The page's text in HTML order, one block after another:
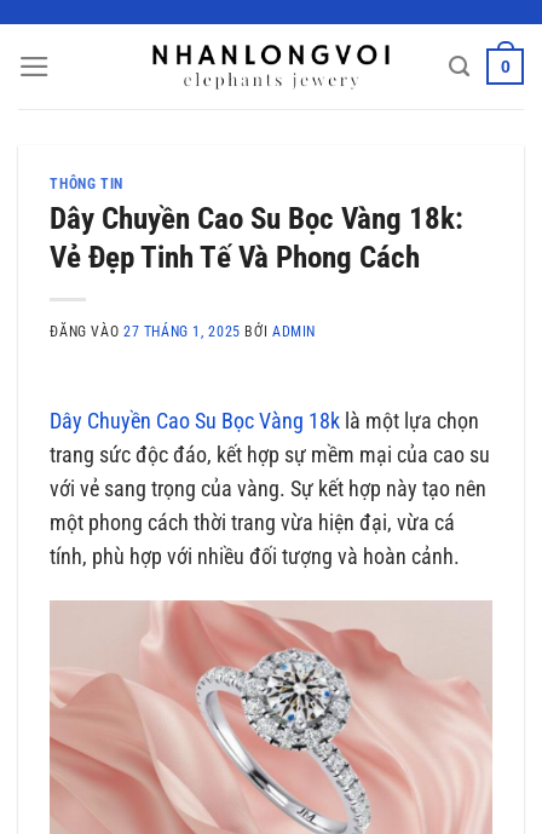
nội
0
THÔNG TIN
Dây Chuyền Cao Su Bọc Vàng 18k:
Vẻ Đẹp Tinh Tế Và Phong Cách
ĐĂNG VÀO 27 THÁNG 1, 2025 BỞI ADMIN
Dây Chuyền Cao Su Bọc Vàng 18k là một lựa chọn
trang sức độc đáo, kết hợp sự mềm mại của cao su
với vẻ sang trọng của vàng. Sự kết hợp này tạo nên
một phong cách thời trang vừa hiện đại, vừa cá
tính, phù hợp với nhiều đối tượng và hoàn cảnh.